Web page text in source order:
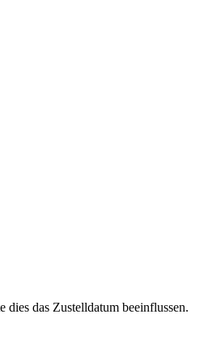
das Zustelldatum beeinflussen.